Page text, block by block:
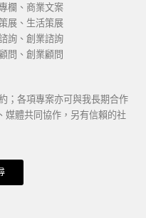
欄、商業文案
展、生活策展
詢、創業諮詢
問、創業顧問
；各項專案亦可與我長期合作
媒體共同協作，另有信賴的社